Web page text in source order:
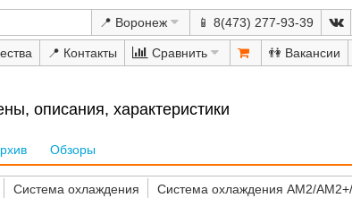
📍 Воронеж 📱 8(473) 277-93-39
📍 Сравнить 👫
описания, характеристики
Обзоры
Система охлаждения
Система охлаждения AM2/